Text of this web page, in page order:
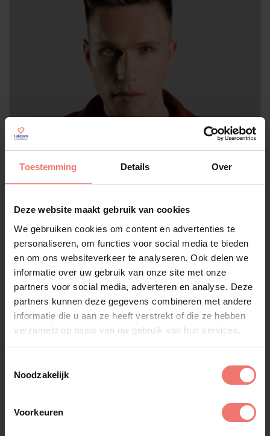
Toestemming Details Over
Deze website maakt gebruik van cookies
We gebruiken cookies om content en advertenties te
personaliseren, om functies voor social media te bieden
en om ons websiteverkeer te analyseren. Ook delen we
informatie over uw gebruik van onze site met onze
partners voor social media, adverteren en analyse. Deze
partners kunnen deze gegevens combineren met andere
informatie die u aan ze heeft verstrekt of die ze hebben
verzameld op basis van uw gebruik van hun services.
Noodzakelijk
Voorkeuren
Nicky Romero
op aanvraag
Lees meer